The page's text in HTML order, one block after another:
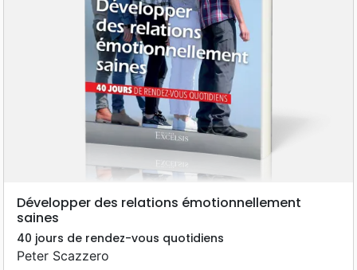
Développer des relations émotionnellement
saines
40 jours de rendez-vous quotidiens
Peter Scazzero